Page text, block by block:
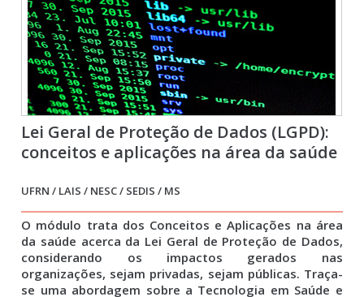
Lei Geral de Proteção de Dados (LGPD):
conceitos e aplicações na área da saúde
UFRN / LAIS / NESC / SEDIS / MS
O módulo trata dos Conceitos e Aplicações na área
da saúde acerca da Lei Geral de Proteção de Dados,
considerando os impactos gerados nas
organizações, sejam privadas, sejam públicas. Traça-
se uma abordagem sobre a Tecnologia em Saúde e